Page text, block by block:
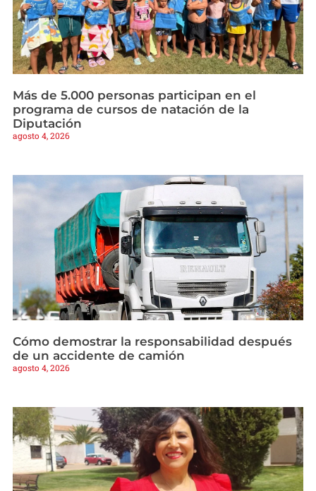
Más de 5.000 personas participan en el
programa de cursos de natación de la
Diputación
agosto 4, 2026
Cómo demostrar la responsabilidad después
de un accidente de camión
agosto 4, 2026